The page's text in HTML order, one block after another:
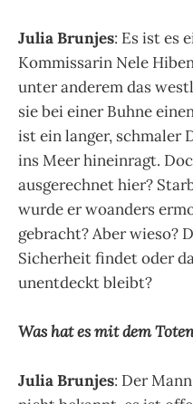
Julia Brunjes: Es ist es
Kommissarin Nele
unter anderem das
sie bei einer Buhne
ist ein langer, schmaler
ins Meer hineinragt.
ausgerechnet hier?
wurde er woanders
gebracht? Aber wieso?
Sicherheit findet oder
unentdeckt bleibt?
Was hat es mit dem
Julia Brunjes: Der